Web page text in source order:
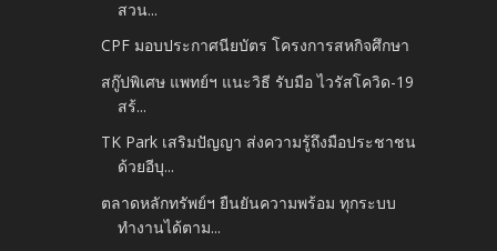
สวน...
CPF มอบประกาศนียบัตร โครงการสหกิจศึกษา
สกู๊ปพิเศษ แพทย์ฯ แนะวิธี รับมือ ไวรัสโควิด-19
สร้...
TK Park เสริมปัญญา ส่งความรู้ถึงมือประชาชน
ด้วยอีบุ...
ตลาดหลักทรัพย์ฯ ยืนยันความพร้อม ทุกระบบ
ทำงานได้ตาม...